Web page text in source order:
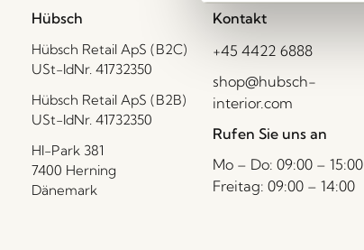
Hübsch
Hübsch Retail ApS (B2C)
USt-IdNr. 41732350
Hübsch Retail ApS (B2B)
USt-IdNr. 41732350
HI-Park 381
7400 Herning
Dänemark
Kontakt
+45 4422 6888
shop@hubsch-
interior.com
Rufen Sie uns an
Mo – Do: 09:00 – 15:00
Freitag: 09:00 – 14:00